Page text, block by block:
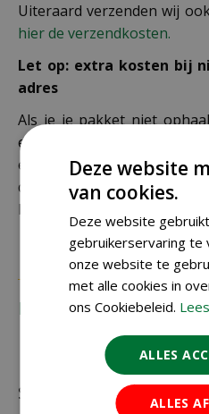
Uiteraard verzenden wij
hier de verzendkosten.
Let op: extra kosten bij
adres
Als je je pakket niet
een verkeerd afleveradres
extra kosten in
daarom altijd goed je
bestelling plaatst.
Recensies
Schrijf zelf een recensie
Deze website
van cookies.
Deze website
gebruikerservaring te
onze website te
met alle cookies in
ons Cookiebeleid.
ALLES
ALLES